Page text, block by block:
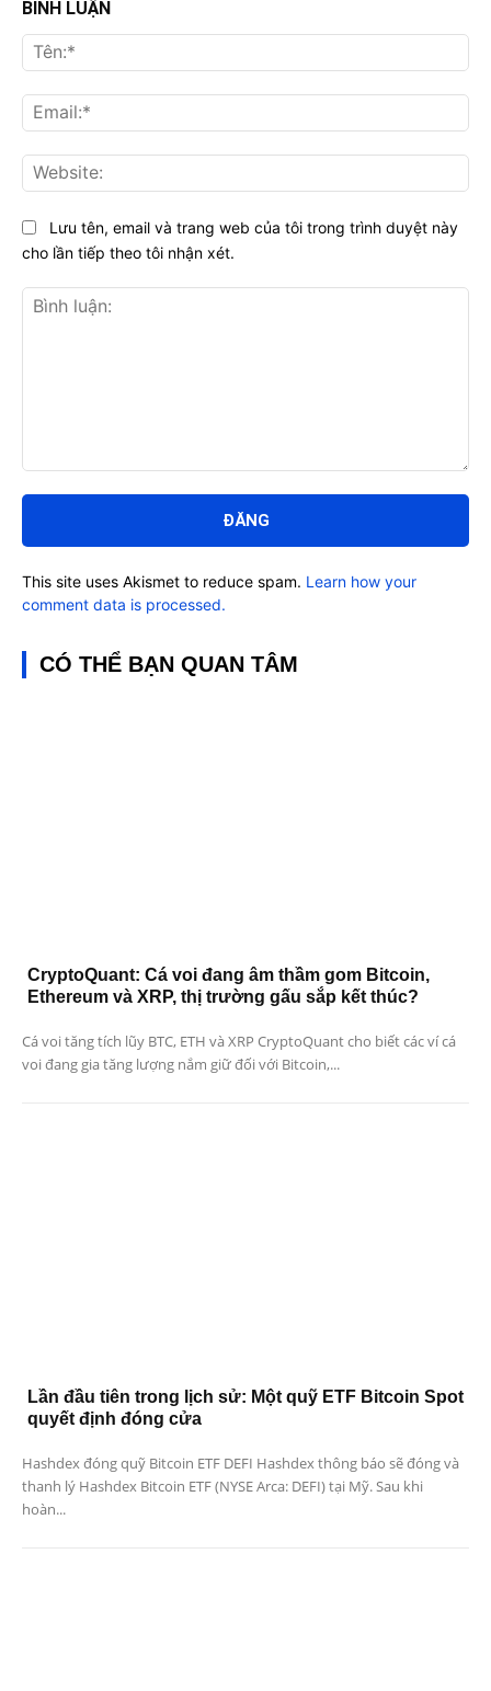
BÌNH LUẬN
luận:
Lưu tên, email và trang web của tôi trong trình duyệt này
cho lần tiếp theo tôi nhận xét.
This site uses Akismet to reduce spam. Learn how your
comment data is processed.
CÓ THỂ BẠN QUAN TÂM
CryptoQuant: Cá voi đang âm thầm gom Bitcoin,
Ethereum và XRP, thị trường gấu sắp kết thúc?
Cá voi tăng tích lũy BTC, ETH và XRP CryptoQuant cho biết các ví cá
voi đang gia tăng lượng nắm giữ đối với Bitcoin,...
Lần đầu tiên trong lịch sử: Một quỹ ETF Bitcoin Spot
quyết định đóng cửa
Hashdex đóng quỹ Bitcoin ETF DEFI Hashdex thông báo sẽ đóng và
thanh lý Hashdex Bitcoin ETF (NYSE Arca: DEFI) tại Mỹ. Sau khi
hoàn...